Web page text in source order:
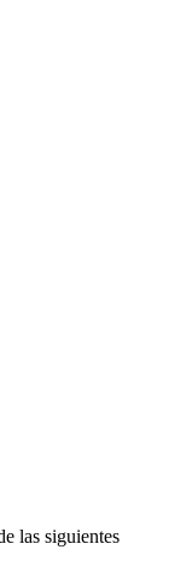
las siguientes